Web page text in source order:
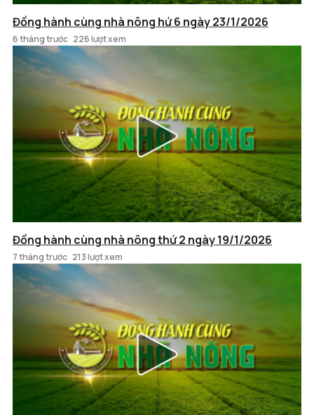
Đồng hành cùng nhà nông hứ 6 ngày 23/1/2026
6 tháng trước 226 lượt xem
Đồng hành cùng nhà nông thứ 2 ngày 19/1/2026
7 tháng trước 213 lượt xem